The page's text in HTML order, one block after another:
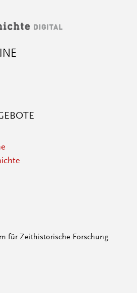
für Zeithistorische Forschung